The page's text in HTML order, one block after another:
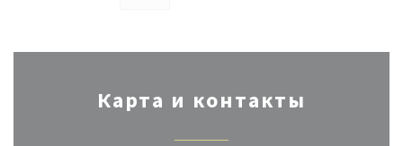
Карта и контакты